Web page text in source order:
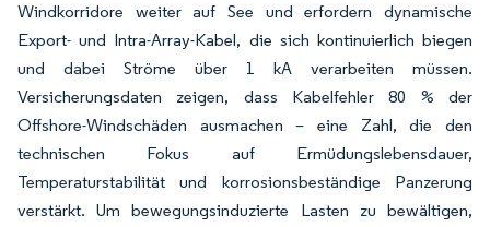
Windkorridore weiter auf See und erfordern dynamische
Export- und Intra-Array-Kabel, die sich kontinuierlich biegen
und dabei Ströme über 1 kA verarbeiten müssen.
Versicherungsdaten zeigen, dass Kabelfehler 80 % der
Offshore-Windschäden ausmachen – eine Zahl, die den
technischen Fokus auf Ermüdungslebensdauer,
Temperaturstabilität und korrosionsbeständige Panzerung
verstärkt. Um bewegungsinduzierte Lasten zu bewältigen,